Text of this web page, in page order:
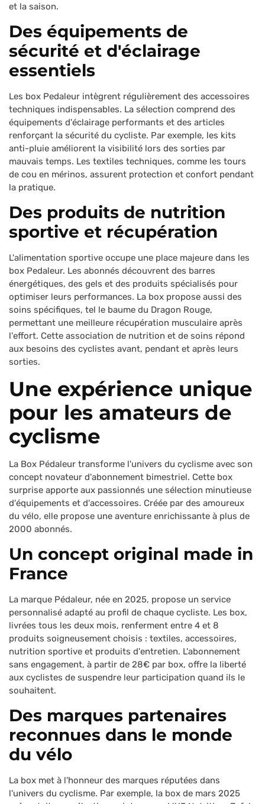
et la saison.
Des équipements de
sécurité et d'éclairage
essentiels
Les box Pedaleur intègrent régulièrement des accessoires
techniques indispensables. La sélection comprend des
équipements d'éclairage performants et des articles
renforçant la sécurité du cycliste. Par exemple, les kits
anti-pluie améliorent la visibilité lors des sorties par
mauvais temps. Les textiles techniques, comme les tours
de cou en mérinos, assurent protection et confort pendant
la pratique.
Des produits de nutrition
sportive et récupération
L'alimentation sportive occupe une place majeure dans les
box Pedaleur. Les abonnés découvrent des barres
énergétiques, des gels et des produits spécialisés pour
optimiser leurs performances. La box propose aussi des
soins spécifiques, tel le baume du Dragon Rouge,
permettant une meilleure récupération musculaire après
l'effort. Cette association de nutrition et de soins répond
aux besoins des cyclistes avant, pendant et après leurs
sorties.
Une expérience unique
pour les amateurs de
cyclisme
La Box Pédaleur transforme l'univers du cyclisme avec son
concept novateur d'abonnement bimestriel. Cette box
surprise apporte aux passionnés une sélection minutieuse
d'équipements et d'accessoires. Créée par des amoureux
du vélo, elle propose une aventure enrichissante à plus de
2000 abonnés.
Un concept original made in
France
La marque Pédaleur, née en 2025, propose un service
personnalisé adapté au profil de chaque cycliste. Les box,
livrées tous les deux mois, renferment entre 4 et 8
produits soigneusement choisis : textiles, accessoires,
nutrition sportive et produits d'entretien. L'abonnement
sans engagement, à partir de 28€ par box, offre la liberté
aux cyclistes de suspendre leur participation quand ils le
souhaitent.
Des marques partenaires
reconnues dans le monde
du vélo
La box met à l'honneur des marques réputées dans
l'univers du cyclisme. Par exemple, la box de mars 2025